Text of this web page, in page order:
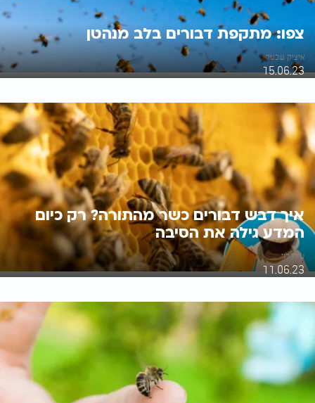
צפו: מתקפת דבורים בלב מנהטן
איציק שכטר
15.06.23
איך דבש דבורים כשר מהתורה? רק כיום
המדע גילה את הסיבה
עידו לוי
11.06.23